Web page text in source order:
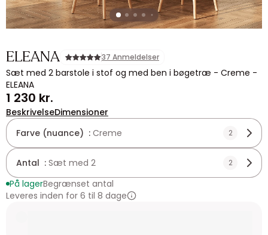
ELEANA 37 Anmeldelser
Sæt med 2 barstole i stof og med ben i bøgetræ - Creme -
ELEANA
1 230 kr.
BeskrivelseDimensioner
Farve (nuance) : Creme 2
Antal : Sæt med 2 2
På lagerBegrænset antal
Leveres inden for 6 til 8 dage